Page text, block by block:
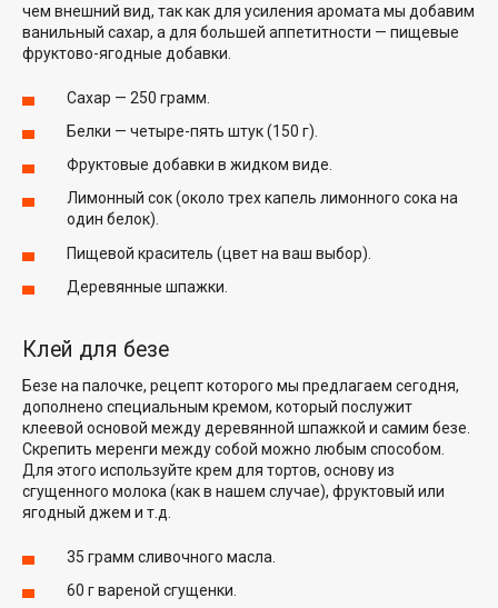
чем внешний вид, так как для усиления аромата мы добавим
ванильный сахар, а для большей аппетитности — пищевые
фруктово-ягодные добавки.
Сахар — 250 грамм.
Белки — четыре-пять штук (150 г).
Фруктовые добавки в жидком виде.
Лимонный сок (около трех капель лимонного сока на
один белок).
Пищевой краситель (цвет на ваш выбор).
Деревянные шпажки.
Клей для безе
Безе на палочке, рецепт которого мы предлагаем сегодня,
дополнено специальным кремом, который послужит
клеевой основой между деревянной шпажкой и самим безе.
Скрепить меренги между собой можно любым способом.
Для этого используйте крем для тортов, основу из
сгущенного молока (как в нашем случае), фруктовый или
ягодный джем и т.д.
35 грамм сливочного масла.
60 г вареной сгущенки.